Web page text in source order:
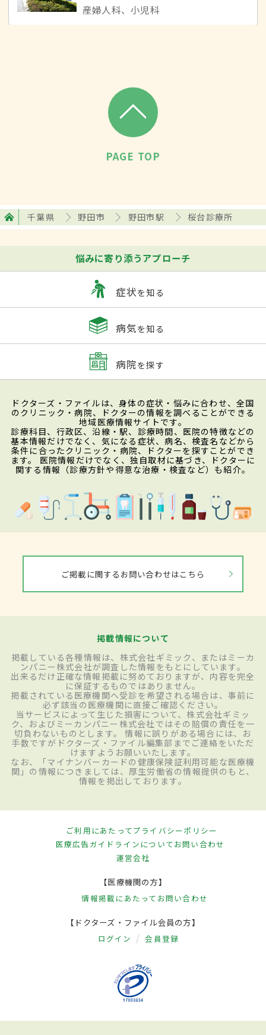
産婦人科、小児科
PAGE TOP
千葉県 野田市 野田市駅 桜台診療所
悩みに寄り添うアプローチ
症状を知る
病気を知る
病院を探す
ドクターズ・ファイルは、身体の症状・悩みに合わせ、全国
のクリニック・病院、ドクターの情報を調べることができる
地域医療情報サイトです。
診療科目、行政区、沿線・駅、診療時間、医院の特徴などの
基本情報だけでなく、気になる症状、病名、検査名などから
条件に合ったクリニック・病院、ドクターを探すことができ
ます。 医院情報だけでなく、独自取材に基づき、ドクターに
関する情報（診療方針や得意な治療・検査など）も紹介。
ご掲載に関するお問い合わせはこちら
掲載情報について
掲載している各種情報は、株式会社ギミック、またはミーカ
ンパニー株式会社が調査した情報をもとにしています。
出来るだけ正確な情報掲載に努めておりますが、内容を完全
に保証するものではありません。
掲載されている医療機関へ受診を希望される場合は、事前に
必ず該当の医療機関に直接ご確認ください。
当サービスによって生じた損害について、株式会社ギミッ
ク、およびミーカンパニー株式会社ではその賠償の責任を一
切負わないものとします。 情報に誤りがある場合には、お
手数ですがドクターズ・ファイル編集部までご連絡をいただ
けますようお願いいたします。
なお、「マイナンバーカードの健康保険証利用可能な医療機
関」の情報につきましては、厚生労働省の情報提供のもと、
情報を掲出しております。
ご利用にあたってプライバシーポリシー
医療広告ガイドラインについてお問い合わせ
運営会社
【医療機関の方】
情報掲載にあたって お問い合わせ
【ドクターズ・ファイル会員の方】
ログイン 会員登録